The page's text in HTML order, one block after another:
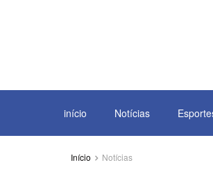
início Notícias
Início Notícias